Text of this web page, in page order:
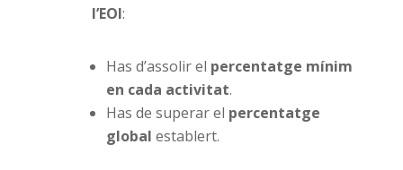
l’EOI:
Has d’assolir el percentatge mínim
en cada activitat.
Has de superar el percentatge
global establert.